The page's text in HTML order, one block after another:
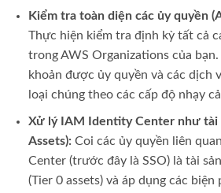
Kiểm tra toàn diện các ủy quyền
Thực hiện kiểm tra định kỳ tất cả
trong AWS Organizations của
khoản được ủy quyền và các dịch
loại chúng theo các cấp độ nhạy
Xử lý IAM Identity Center như tài
Assets):Coi các ủy quyền liên
Center (trước đây là SSO) là tài
(Tier 0 assets) và áp dụng các biện